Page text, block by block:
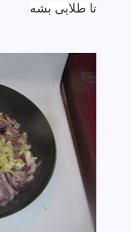
تا طلایی بشه